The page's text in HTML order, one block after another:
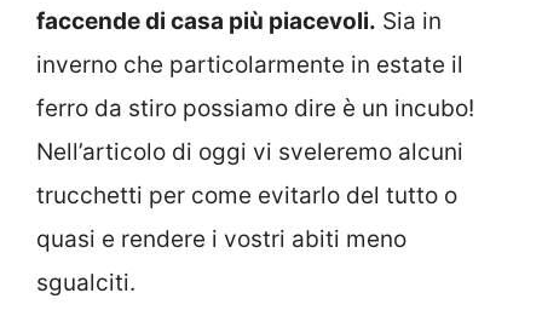
faccende di casa più piacevoli. Sia in
inverno che particolarmente in estate il
ferro da stiro possiamo dire è un incubo!
Nell’articolo di oggi vi sveleremo alcuni
trucchetti per come evitarlo del tutto o
quasi e rendere i vostri abiti meno
sgualciti.